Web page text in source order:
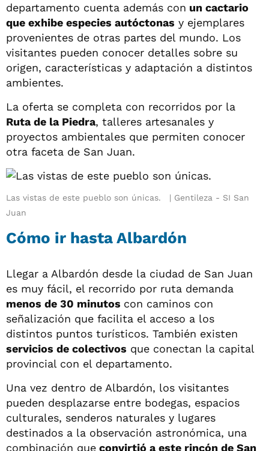
departamento cuenta además con un cactario
que exhibe especies autóctonas y ejemplares
provenientes de otras partes del mundo. Los
visitantes pueden conocer detalles sobre su
origen, características y adaptación a distintos
ambientes.
La oferta se completa con recorridos por la
Ruta de la Piedra, talleres artesanales y
proyectos ambientales que permiten conocer
otra faceta de San Juan.
Las vistas de este pueblo son únicas.
Gentileza - SI San
Juan
Cómo ir hasta Albardón
Llegar a Albardón desde la ciudad de San Juan
es muy fácil, el recorrido por ruta demanda
menos de 30 minutos con caminos con
señalización que facilita el acceso a los
distintos puntos turísticos. También existen
servicios de colectivos que conectan la capital
provincial con el departamento.
Una vez dentro de Albardón, los visitantes
pueden desplazarse entre bodegas, espacios
culturales, senderos naturales y lugares
destinados a la observación astronómica, una
combinación que convirtió a este rincón de San